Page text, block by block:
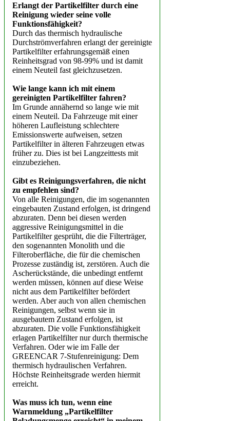
Erlangt der Partikelfilter durch eine
Reinigung wieder seine volle
Funktionsfähigkeit?
Durch das thermisch hydraulische
Durchströmverfahren erlangt der gereinigte
Partikelfilter erfahrungsgemäß einen
Reinheitsgrad von 98-99% und ist damit
einem Neuteil fast gleichzusetzen.
Wie lange kann ich mit einem
gereinigten Partikelfilter fahren?
Im Grunde annähernd so lange wie mit
einem Neuteil. Da Fahrzeuge mit einer
höheren Laufleistung schlechtere
Emissionswerte aufweisen, setzen
Partikelfilter in älteren Fahrzeugen etwas
früher zu. Dies ist bei Langzeittests mit
einzubeziehen.
Gibt es Reinigungsverfahren, die nicht
zu empfehlen sind?
Von alle Reinigungen, die im sogenannten
eingebauten Zustand erfolgen, ist dringend
abzuraten. Denn bei diesen werden
aggressive Reinigungsmittel in die
Partikelfilter gesprüht, die die Filterträger,
den sogenannten Monolith und die
Filteroberfläche, die für die chemischen
Prozesse zuständig ist, zerstören. Auch die
Ascherückstände, die unbedingt entfernt
werden müssen, können auf diese Weise
nicht aus dem Partikelfilter befördert
werden. Aber auch von allen chemischen
Reinigungen, selbst wenn sie in
ausgebautem Zustand erfolgen, ist
abzuraten. Die volle Funktionsfähigkeit
erlagen Partikelfilter nur durch thermische
Verfahren. Oder wie im Falle der
GREENCAR 7-Stufenreinigung: Dem
thermisch hydraulischen Verfahren.
Höchste Reinheitsgrade werden hiermit
erreicht.
Was muss ich tun, wenn eine
Warnmeldung „Partikelfilter